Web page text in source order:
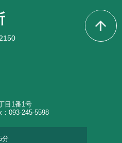
目1番1号
093-245-5598
分